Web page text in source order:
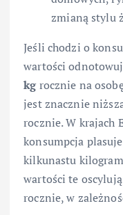
zmianą stylu
Jeśli chodzi o
wartości
kgrocznie na
jest znacznie
rocznie. W krajach
konsumpcja
kilkunastu
wartości te
rocznie, w